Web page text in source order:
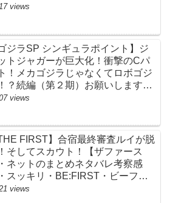
らすじ伏線まとめ・吉乃栄太郎】
views
ゴジラSP シンギュラポイント】ジ
トジャガーが巨大化！衝撃のCパ
！メカゴジラじゃなくてロボゴジ
？続編（第２期）お願いします！
ットの考察ネタバレ感想まとめ・
views
THE FIRST】合宿最終審査ルイが脱
そしてスカウト！【ザファース
ネットのまとめネタバレ考察感
スッキリ・BE:FIRST・ビーファ
ト】
views